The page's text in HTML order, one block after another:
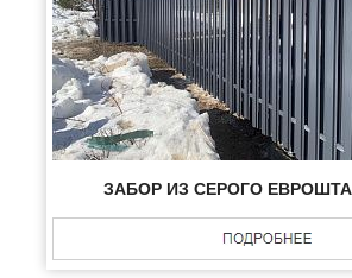
ЗАБОР ИЗ СЕРОГО